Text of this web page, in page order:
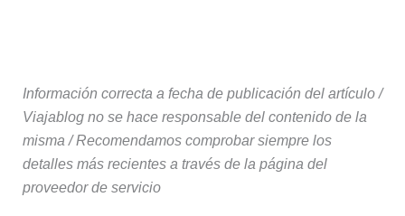
Información correcta a fecha de publicación del artículo /
Viajablog no se hace responsable del contenido de la
misma / Recomendamos comprobar siempre los
detalles más recientes a través de la página del
proveedor de servicio